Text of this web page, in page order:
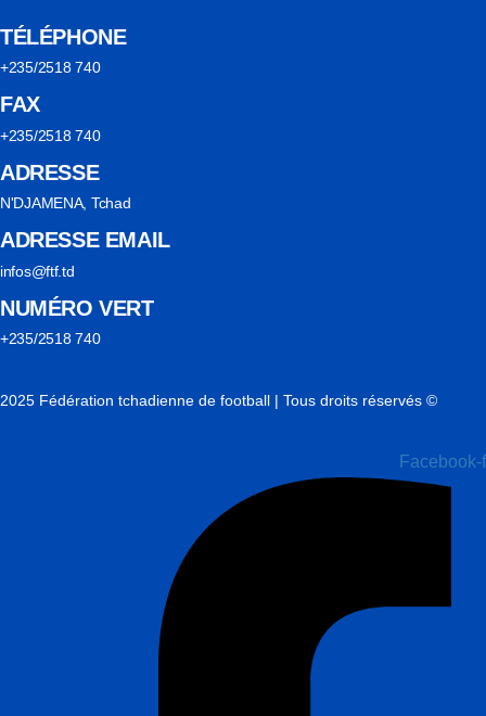
TÉLÉPHONE
+235/2518 740
FAX
+235/2518 740
ADRESSE
N'DJAMENA, Tchad
ADRESSE EMAIL
infos@ftf.td
NUMÉRO VERT
+235/2518 740
2025 Fédération tchadienne de football | Tous droits réservés ©
Facebook-f